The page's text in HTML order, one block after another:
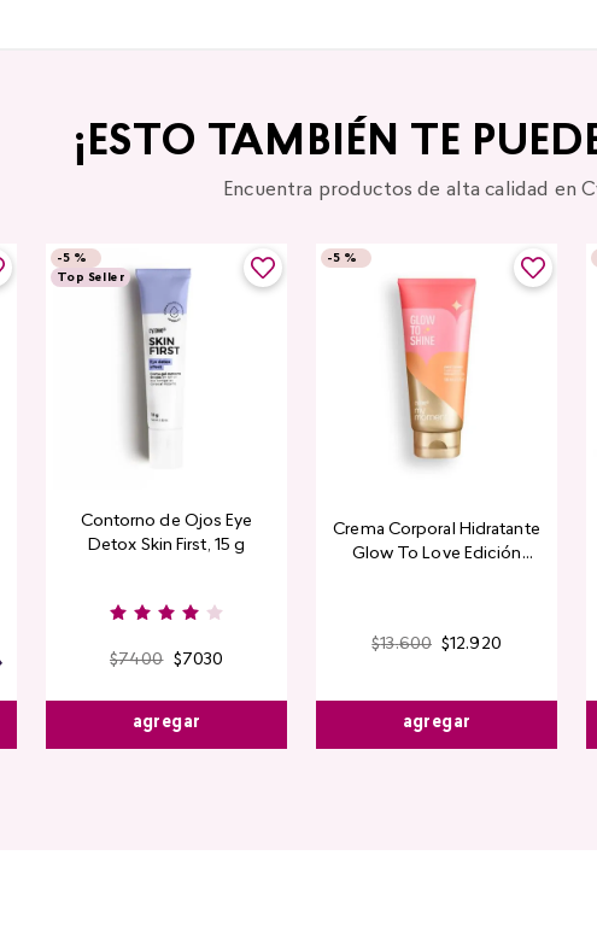
¡ESTO TAMBIÉN TE
Encuentra productos de alta calidad en
-5 %
Top Seller
Contorno de Ojos Eye
Detox Skin First, 15 g
$7400 $7030
agregar
-5 %
Crema Corporal Hidratante
Glow To Love Edición
$13.600 $12.920
agregar